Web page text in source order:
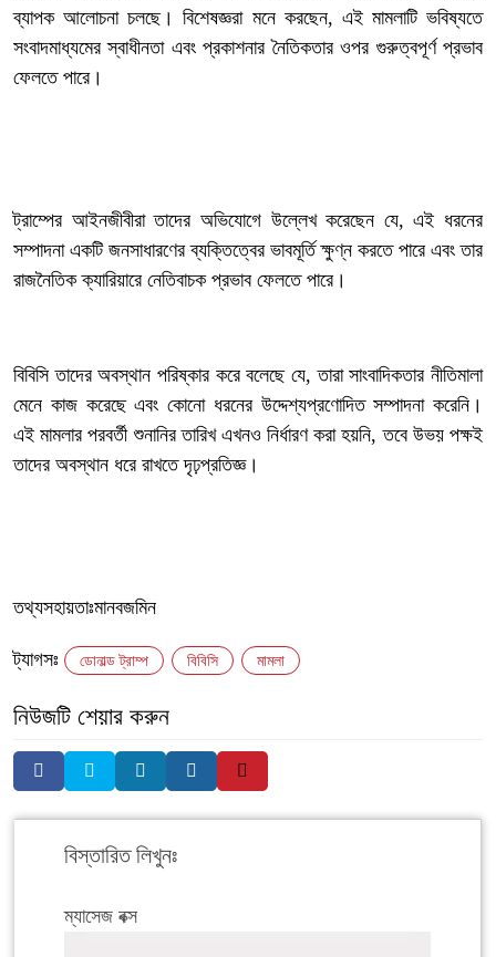
ব্যাপক আলোচনা চলছে। বিশেষজ্ঞরা মনে করছেন, এই মামলাটি ভবিষ্যতে
সংবাদমাধ্যমের স্বাধীনতা এবং প্রকাশনার নৈতিকতার ওপর গুরুত্বপূর্ণ প্রভাব
ফেলতে পারে।
‎ট্রাম্পের আইনজীবীরা তাদের অভিযোগে উল্লেখ করেছেন যে, এই ধরনের
সম্পাদনা একটি জনসাধারণের ব্যক্তিত্বের ভাবমূর্তি ক্ষুণ্ন করতে পারে এবং তার
রাজনৈতিক ক্যারিয়ারে নেতিবাচক প্রভাব ফেলতে পারে।
‎বিবিসি তাদের অবস্থান পরিষ্কার করে বলেছে যে, তারা সাংবাদিকতার নীতিমালা
মেনে কাজ করেছে এবং কোনো ধরনের উদ্দেশ্যপ্রণোদিত সম্পাদনা করেনি।
এই মামলার পরবর্তী শুনানির তারিখ এখনও নির্ধারণ করা হয়নি, তবে উভয় পক্ষই
তাদের অবস্থান ধরে রাখতে দৃঢ়প্রতিজ্ঞ।
‎তথ্যসহায়তাঃমানবজমিন
ট্যাগসঃ ডোনাল্ড ট্রাম্প বিবিসি মামলা
নিউজটি শেয়ার করুন
বিস্তারিত লিখুনঃ
ম্যাসেজ বক্স